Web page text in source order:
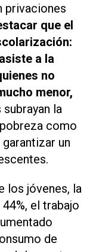
privaciones
que el
a la
no
menor,
la
como
un
los jóvenes, la
el trabajo
de